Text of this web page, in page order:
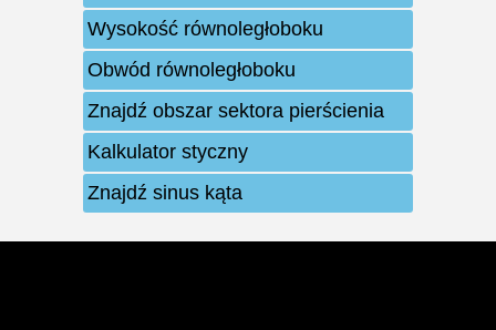
Wysokość równoległoboku
Obwód równoległoboku
Znajdź obszar sektora pierścienia
Kalkulator styczny
Znajdź sinus kąta